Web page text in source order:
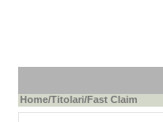
Home/Titolari/Fast Claim